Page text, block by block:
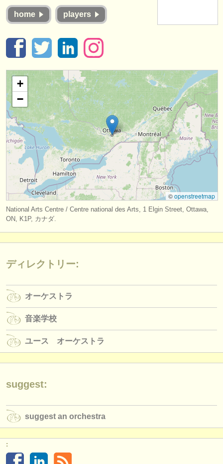
コンクール
盗まれた楽器
オーケストラ
音楽学校
ユース オーケストラ
musicalchairs:
musicalchairsについて
お問い合わせ
rss feeds
出版社:
掲載方法
find out about ourATS
ATSfaq
ログイン
home players
+
−
©openstreetmap
National Arts Centre / Centre national des Arts, 1 Elgin Street, Ottawa,
ON, K1P, カナダ.
ディレクトリー:
オーケストラ
音楽学校
ユース オーケストラ
suggest:
suggest an orchestra
: